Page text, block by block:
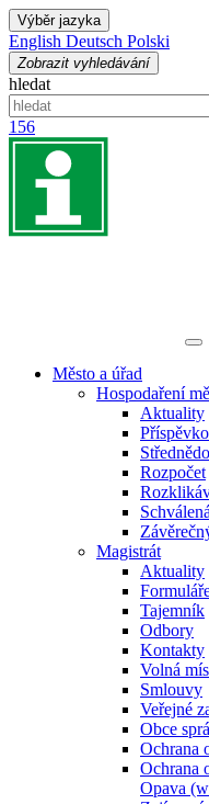
Výběr jazyka
English Deutsch Polski
Zobrazit vyhledávání
hledat
156
Město a úřad
Hospodaření
Aktuality
Rozpočet
Magistrát
Aktuality
Tajemník
Odbory
Kontakty
Volná
Smlouvy
Veřejné
Obce
Ochrana
Ochrana
Opava